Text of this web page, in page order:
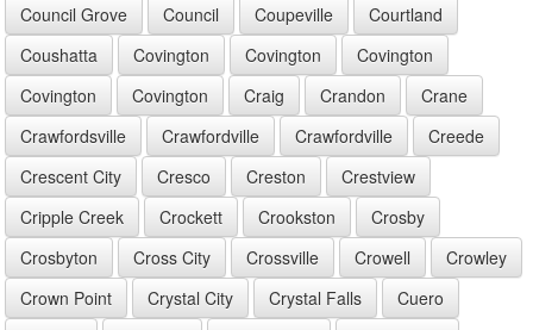
Council Grove
Council Coupeville
Courtland
Coushatta
Covington Covington
Covington
Covington
Covington Craig Crandon
Crane
Crawfordsville
Crawfordville Crawfordville
Creede
Crescent City
Cresco Creston
Crestview
Cripple Creek
Crockett Crookston
Crosby
Crosbyton
Cross City Crossville Crowell
Crowley
Crown Point
Crystal City Crystal Falls
Cuero